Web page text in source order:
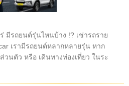
มีรถยนต์รุ่นไหนบ้าง !? เช่ารถราย
เรามีรถยนต์หลากหลายรุ่น หาก
วนตัว หรือ เดินทางท่องเที่ยว ในระ